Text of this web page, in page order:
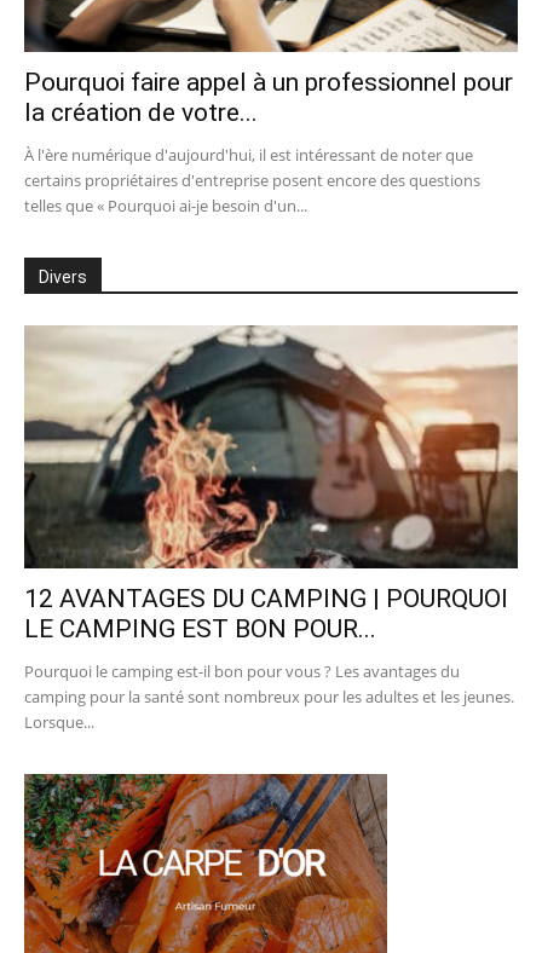
Pourquoi faire appel à un professionnel pour
la création de votre...
À l'ère numérique d'aujourd'hui, il est intéressant de noter que
certains propriétaires d'entreprise posent encore des questions
telles que « Pourquoi ai-je besoin d'un...
Divers
12 AVANTAGES DU CAMPING | POURQUOI
LE CAMPING EST BON POUR...
Pourquoi le camping est-il bon pour vous ? Les avantages du
camping pour la santé sont nombreux pour les adultes et les jeunes.
Lorsque...